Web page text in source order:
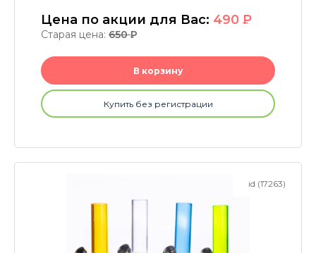
Цена по акции для Вас: 490 P
Старая цена: 650P
В корзину
Купить без регистрации
id (17263)